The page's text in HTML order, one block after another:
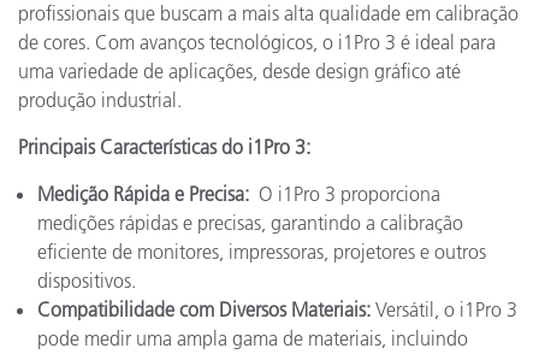
profissionais que buscam a mais alta qualidade em calibração
de cores. Com avanços tecnológicos, o i1Pro 3 é ideal para
uma variedade de aplicações, desde design gráfico até
produção industrial.
Principais Características do i1Pro 3:
Medição Rápida e Precisa: O i1Pro 3 proporciona
medições rápidas e precisas, garantindo a calibração
eficiente de monitores, impressoras, projetores e outros
dispositivos.
Compatibilidade com Diversos Materiais: Versátil, o i1Pro 3
pode medir uma ampla gama de materiais, incluindo